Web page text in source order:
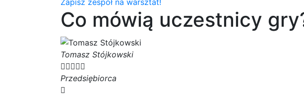
Zapisz zespół na warsztat!
Co mówią uczestnicy
Tomasz Stójkowski

Przedsiębiorca